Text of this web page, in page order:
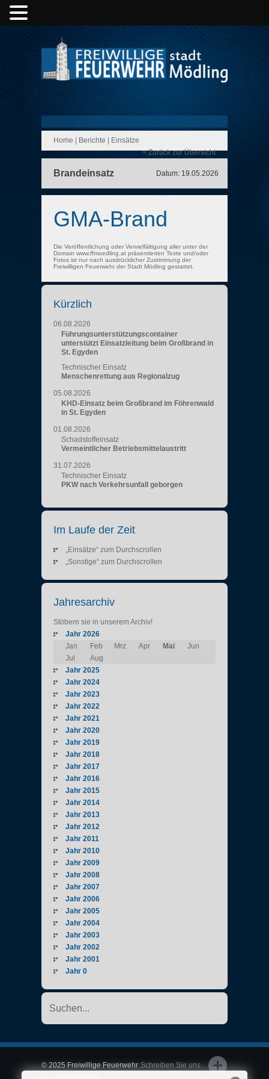
Home Berichte
Einsätze
< Zurück zur Übersicht
Brandeinsatz Datum: 19.05.2026
GMA-Brand
Die Veröffentlichung oder Vervielfältigung aller unter der
Domain www.ffmoedling.at präsentierten Texte und/oder
Fotos ist nur nach ausdrücklicher Zustimmung der
Freiwilligen Feuerwehr der Stadt Mödling gestattet.
Kürzlich
06.08.2026
Führungsunterstützungscontainer
unterstützt Einsatzleitung beim Großbrand in
St. Egyden
Technischer Einsatz
Menschenrettung aus Regionalzug
05.08.2026
KHD-Einsatz beim Großbrand im Föhrenwald
in St. Egyden
01.08.2026
Schadstoffeinsatz
Vermeintlicher Betriebsmittelaustritt
31.07.2026
Technischer Einsatz
PKW nach Verkehrsunfall geborgen
Im Laufe der Zeit
„Einsätze“ zum Durchscrollen
„Sonstige“ zum Durchscrollen
Jahresarchiv
Stöbern sie in unserem Archiv!
Jahr 2026
Jan
Feb Mrz Apr Mai
Jun
Jul
Aug
Jahr 2025
Jahr 2024
Jahr 2023
Jahr 2022
Jahr 2021
Jahr 2020
Jahr 2019
Jahr 2018
Jahr 2017
Jahr 2016
Jahr 2015
Jahr 2014
Jahr 2013
Jahr 2012
Jahr 2011
Jahr 2010
Jahr 2009
Jahr 2008
Jahr 2007
Jahr 2006
Jahr 2005
Jahr 2004
Jahr 2003
Jahr 2002
Jahr 2001
Jahr 0
Schreiben Sie uns
© 2025 Freiwillige Feuerwehr